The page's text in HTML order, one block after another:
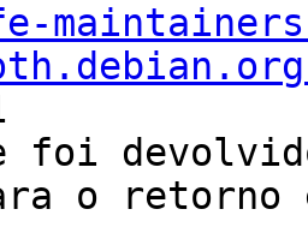
foi
o retorno